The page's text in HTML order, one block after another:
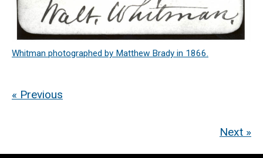
Whitman photographed by Matthew Brady in 1866.
« Previous
Next »